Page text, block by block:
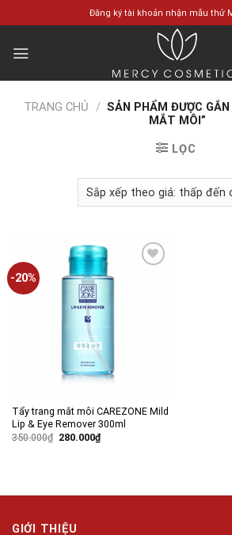
to
Đăng ký tài khoản nhận mẫu thử
TRANG CHỦ / SẢN PHẨM ĐƯỢC
MẮT MÔI”
LỌC
-20%
Tẩy trang mắt môi CAREZONE Mild
Lip & Eye Remover 300ml
350.000₫ Giá
280.000₫Giá
hiện
GIỚI THIỆU